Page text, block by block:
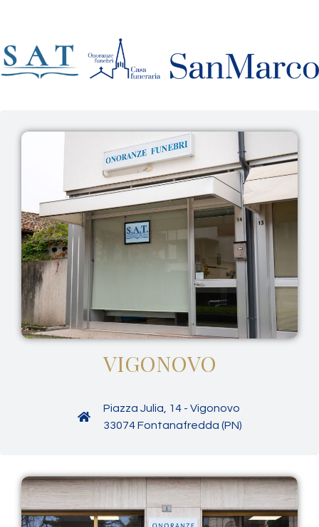
VIGONOVO
Piazza Julia, 14 - Vigonovo
33074 Fontanafredda (PN)